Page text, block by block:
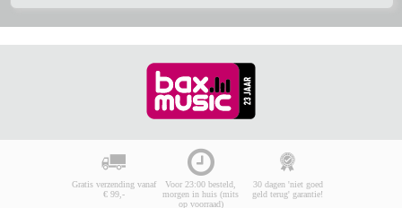
Gratis verzending vanaf
€ 99,-
Voor 23:00 besteld,
morgen in huis (mits
op voorraad)
30 dagen 'niet goed
geld terug' garantie!